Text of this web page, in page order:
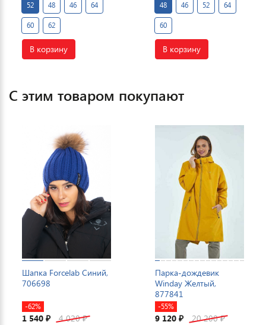
52 48 46 64
60 62
В корзину
48 46 52 64
60
В корзину
С этим товаром покупают
Шапка Forcelab Синий,
706698
-62%
1 540 ₽ 4 020₽
Парка-дождевик
Winday Желтый,
877841
-55%
9 120 ₽ 20 200₽